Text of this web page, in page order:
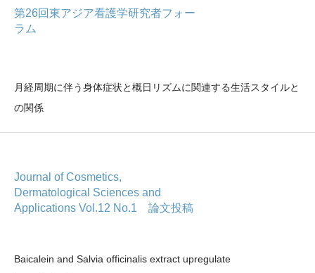
第26回東アジア看護学研究者フォー
ラム
月経周期に伴う身体症状と概日リズムに関連する生活スタイルと
の関係
Journal of Cosmetics,
Dermatological Sciences and
Applications Vol.12 No.1 論文投稿
Baicalein and Salvia officinalis extract upregulate